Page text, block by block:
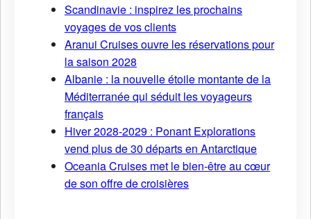
Scandinavie : inspirez les prochains
voyages de vos clients
Aranui Cruises ouvre les réservations pour
la saison 2028
Albanie : la nouvelle étoile montante de la
Méditerranée qui séduit les voyageurs
français
Hiver 2028-2029 : Ponant Explorations
vend plus de 30 départs en Antarctique
Oceania Cruises met le bien-être au cœur
de son offre de croisières